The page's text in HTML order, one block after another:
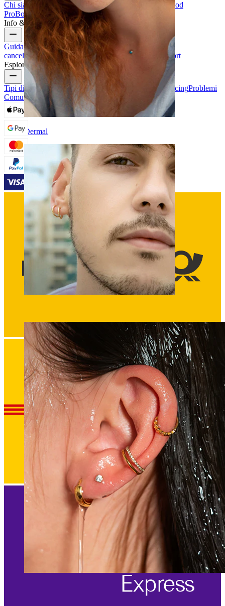
Dermal
Chi siamo BlogTermini & condizioni
Bodymod
ProBodymod CreatorsRecensioni Bodymod
Info & Aiuto
Guida alle taglie Traccia il tuo ordine
Resi &
cancellazioniPagamentiIl mio account
Bodymod support
Esplora
Tipi di Gioielli da PiercingMateriali dei gioielli da piercingProblemi
Comuni Dei Piercing e Cura